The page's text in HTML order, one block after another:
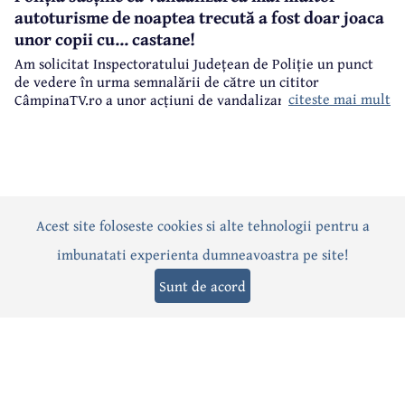
autoturisme de noaptea trecută a fost doar joaca
unor copii cu... castane!
Am solicitat Inspectoratului Județean de Poliție un punct
de vedere în urma semnalării de către un cititor
CâmpinaTV.ro a unor acțiuni de vandalizare a unorciteste mai mult
ActualitatePoliticăSocialEvenimentInterviuri
Editorial Sport Anunțuri
Acest site foloseste cookies si alte tehnologii pentru a
imbunatati experienta dumneavoastra pe site!
Sunt de acord